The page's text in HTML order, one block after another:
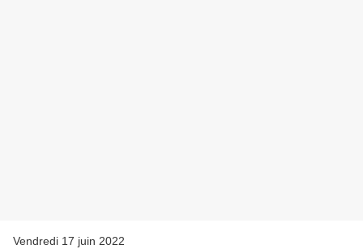
Vendredi 17 juin 2022